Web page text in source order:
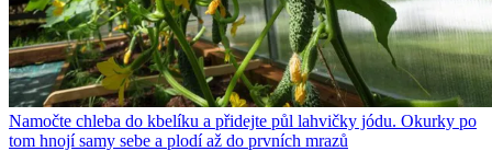
Namočte chleba do kbelíku a přidejte půl lahvičky jódu. Okurky po
tom hnojí samy sebe a plodí až do prvních mrazů